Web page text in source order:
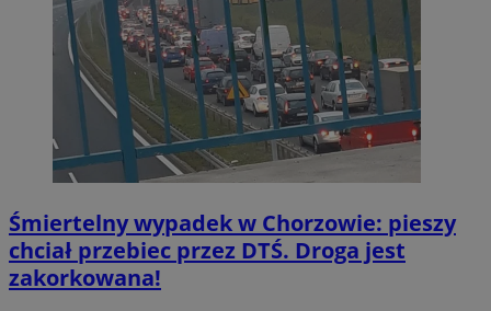
Śmiertelny wypadek w Chorzowie: pieszy
chciał przebiec przez DTŚ. Droga jest
zakorkowana!